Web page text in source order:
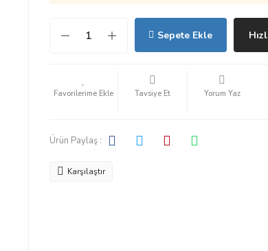
Sepete Ekle
Tavsiye Et Yorum Yaz
Ürün Paylaş :
Karşılaştır